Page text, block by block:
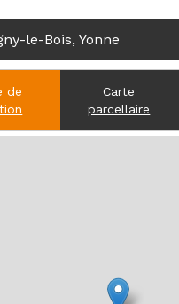
le-Bois, Yonne
de
Carte
parcellaire